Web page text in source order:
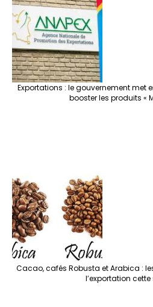
Exportations : le gouvernement met
booster les produits «
Cacao, cafés Robusta et Arabica :
l’exportation